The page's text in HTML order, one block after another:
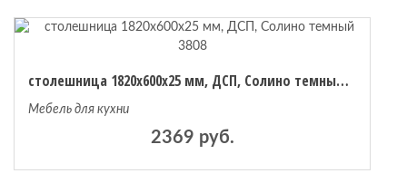
столешница 1820х600х25 мм, ДСП, Солино темный 3808
Мебель для кухни
2369 руб.